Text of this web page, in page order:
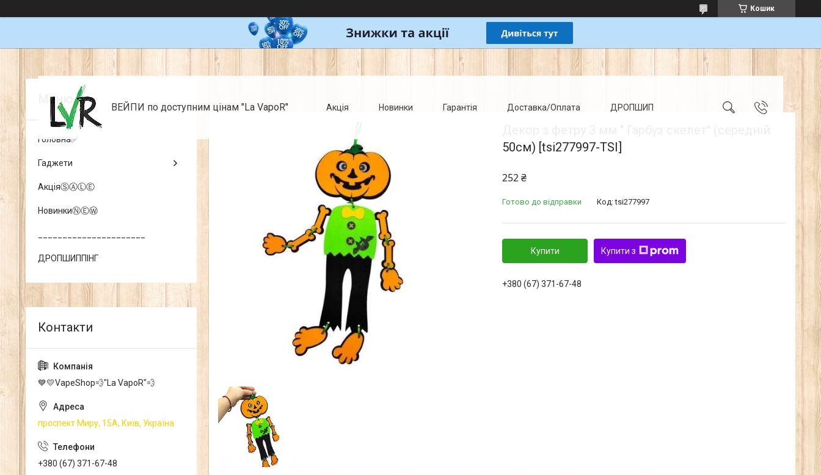
Кошик
ВЕЙПИ по доступним цінам "La VapoR" Акція Новинки Гарантія Доставка/Оплата ДРОПШИП
50см) [tsi277997-TSI]
252 ₴
Готово до відправки Код:tsi277997
Купити Купити з
+380 (67) 371-67-48
Головна✅
Гаджети
АкціяⓈⒶⓁⒺ
НовинкиⓃⒺⓌ
ДРОПШИППІНГ
💙💛VapeShop💨"La VapoR"💨
проспект Миру, 15А, Київ, Україна
+380 (67) 371-67-48